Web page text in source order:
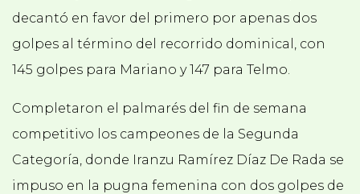
decantó en favor del primero por apenas dos
golpes al término del recorrido dominical, con
145 golpes para Mariano y 147 para Telmo.
Completaron el palmarés del fin de semana
competitivo los campeones de la Segunda
Categoría, donde Iranzu Ramírez Díaz De Rada se
impuso en la pugna femenina con dos golpes de